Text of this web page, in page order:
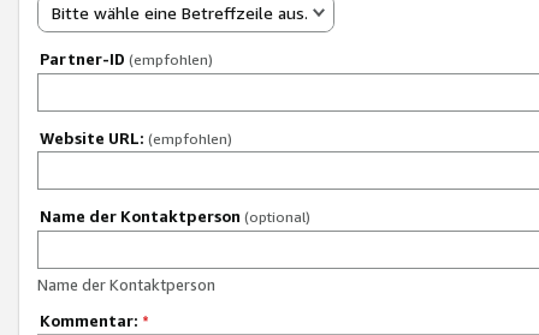
Bitte wähle eine Betreffzeile aus.
Partner-ID (empfohlen)
Website URL: (empfohlen)
Name der Kontaktperson (optional)
Name der Kontaktperson
Kommentar: *